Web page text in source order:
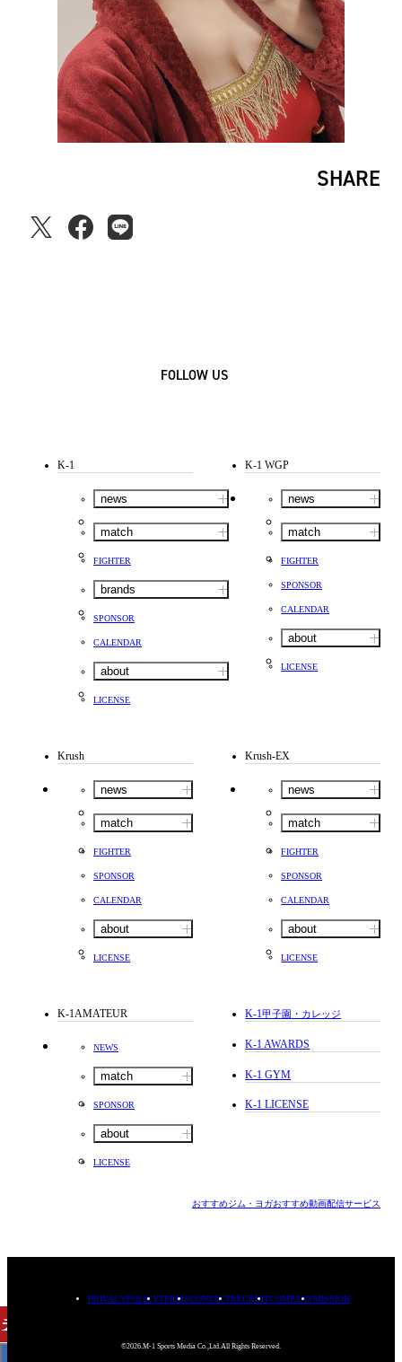
SHARE
チケット
FOLLOW US
K-1
news
match
FIGHTER
brands
SPONSOR
CALENDAR
about
LICENSE
K-1 WGP
news
match
FIGHTER
SPONSOR
CALENDAR
about
LICENSE
Krush
news
match
FIGHTER
SPONSOR
CALENDAR
about
LICENSE
Krush-EX
news
match
FIGHTER
SPONSOR
CALENDAR
about
LICENSE
K-1AMATEUR
NEWS
match
SPONSOR
about
LICENSE
K-1甲子園・カレッジ
K-1 AWARDS
K-1 GYM
K-1 LICENSE
おすすめジム・ヨガおすすめ動画配信サービス
PRIVACYPOLICYTERMSCONTACTRECRUITCOMPANYMISSION
©2026.M-1 Sports Media Co.,Ltd.All Rights Reserved.